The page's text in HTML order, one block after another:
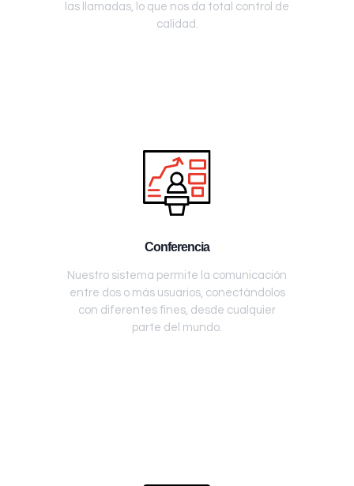
las llamadas, lo que nos da total control de
calidad.
Conferencia
Nuestro sistema permite la comunicación
entre dos o más usuarios, conectándolos
con diferentes fines, desde cualquier
parte del mundo.